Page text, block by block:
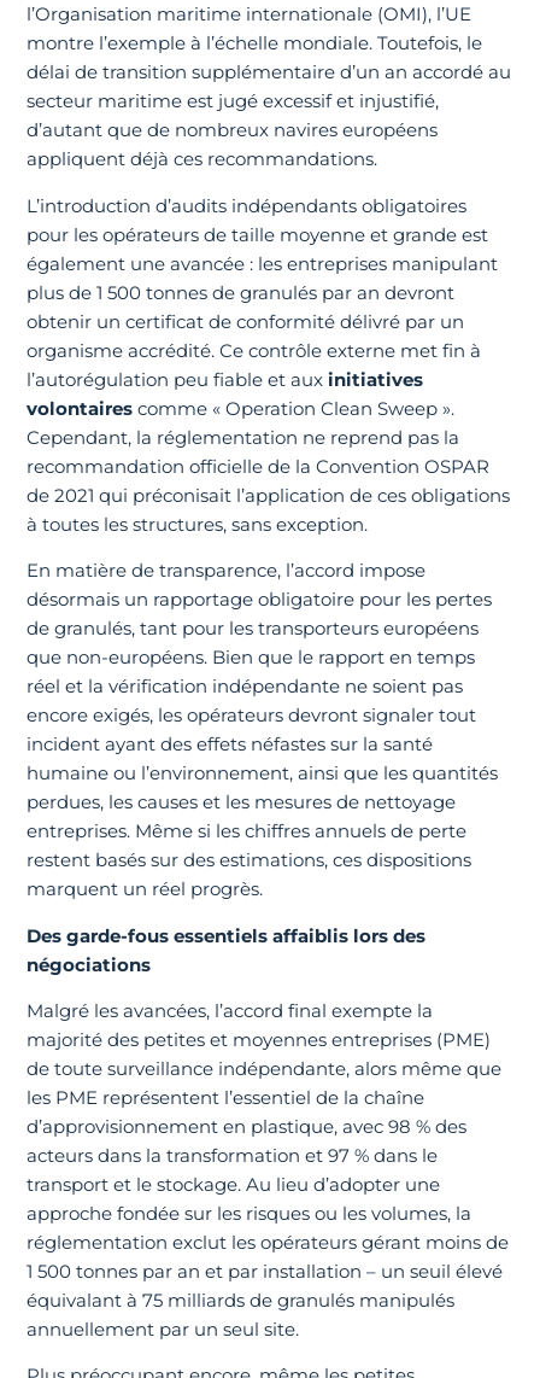
l’Organisation maritime internationale (OMI), l’UE
montre l’exemple à l’échelle mondiale. Toutefois, le
délai de transition supplémentaire d’un an accordé au
secteur maritime est jugé excessif et injustifié,
d’autant que de nombreux navires européens
appliquent déjà ces recommandations.
L’introduction d’audits indépendants obligatoires
pour les opérateurs de taille moyenne et grande est
également une avancée : les entreprises manipulant
plus de 1 500 tonnes de granulés par an devront
obtenir un certificat de conformité délivré par un
organisme accrédité. Ce contrôle externe met fin à
l’autorégulation peu fiable et auxinitiatives
volontaires comme « Operation Clean Sweep ».
Cependant, la réglementation ne reprend pas la
recommandation officielle de la Convention OSPAR
de 2021 qui préconisait l’application de ces obligations
à toutes les structures, sans exception.
En matière de transparence, l’accord impose
désormais un rapportage obligatoire pour les pertes
de granulés, tant pour les transporteurs européens
que non-européens. Bien que le rapport en temps
réel et la vérification indépendante ne soient pas
encore exigés, les opérateurs devront signaler tout
incident ayant des effets néfastes sur la santé
humaine ou l’environnement, ainsi que les quantités
perdues, les causes et les mesures de nettoyage
entreprises. Même si les chiffres annuels de perte
restent basés sur des estimations, ces dispositions
marquent un réel progrès.
Des garde-fous essentiels affaiblis lors des
négociations
Malgré les avancées, l’accord final exempte la
majorité des petites et moyennes entreprises (PME)
de toute surveillance indépendante, alors même que
les PME représentent l’essentiel de la chaîne
d’approvisionnement en plastique, avec 98 % des
acteurs dans la transformation et 97 % dans le
transport et le stockage. Au lieu d’adopter une
approche fondée sur les risques ou les volumes, la
réglementation exclut les opérateurs gérant moins de
1 500 tonnes par an et par installation – un seuil élevé
équivalant à 75 milliards de granulés manipulés
annuellement par un seul site.